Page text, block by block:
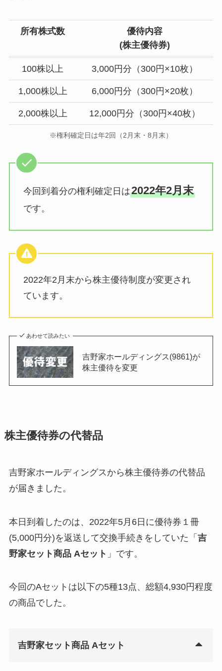
所有株式数
優待内容
(株主優待券)
100株以上 3,000円分（300円×10枚）
1,000株以上 6,000円分（300円×20枚）
2,000株以上 12,000円分（300円×40枚）
※権利確定日は年2回（2月末・8月末）
今回到着分の権利確定日は2022年2月末
です。
2022年2月末から株主優待制度が変更され
ています。
あわせて読みたい
吉野家ホールディングス(9861)が
株主優待を変更
株主優待券の代替品
吉野家ホールディングスから株主優待券の代替品
が届きました。
本日到着したのは、2022年5月6日に優待券１冊
(5,000円分)を返送して交換手続きをしていた「 吉
野家セット商品 Aセット 」です。
今回のAセットは以下の5種13点、総額4,930円程度
の商品でした。
吉野家セット商品 Aセット